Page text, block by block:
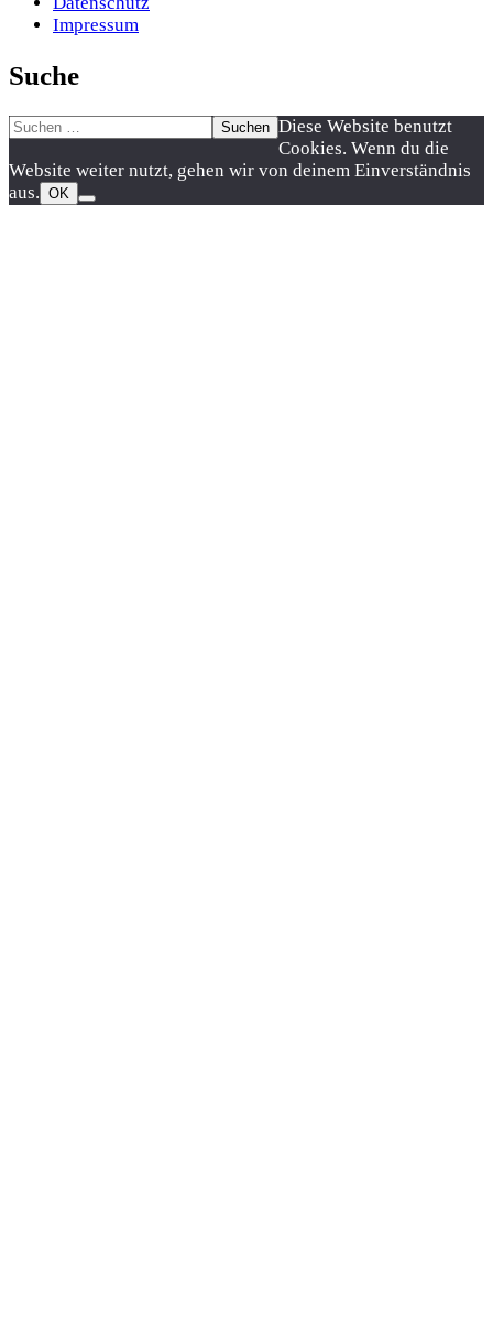
Impressum
Suche
Suchen
Nach
oben
scrollen
Diese Website benutzt
Cookies. Wenn du die
Website weiter nutzt, gehen wir von deinem Einverständnis
aus. OK